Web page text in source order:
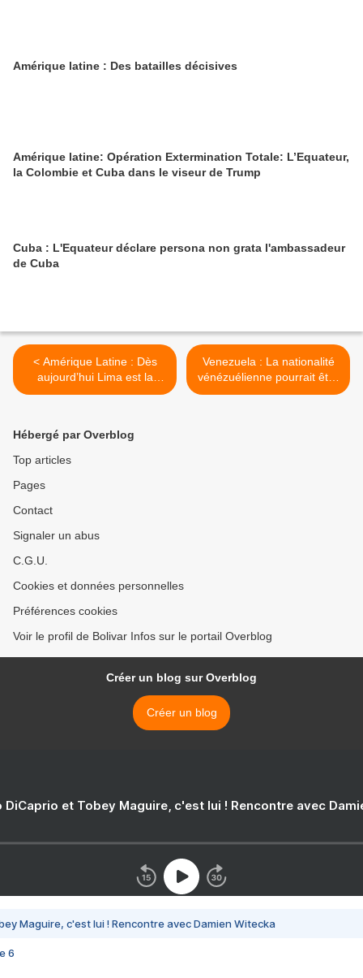
Amérique latine : Des batailles décisives
Amérique latine: Opération Extermination Totale: L’Equateur,
la Colombie et Cuba dans le viseur de Trump
Cuba : L'Equateur déclare persona non grata l'ambassadeur
de Cuba
< Amérique Latine : Dès
aujourd’hui Lima est la
capitale des peuples
Venezuela : La nationalité
vénézuélienne pourrait être
retirée à ceux qui
Hébergé par Overblog
Top articles
Pages
Contact
Signaler un abus
C.G.U.
Cookies et données personnelles
Préférences cookies
Voir le profil de Bolivar Infos sur le portail Overblog
Créer un blog sur Overblog
Créer un blog
DiCaprio et Tobey Maguire, c'est lui ! Rencontre avec
Maguire, c'est lui ! Rencontre avec Damien Witecka
6